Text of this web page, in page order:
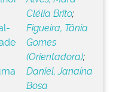
Clélia Brito;
Figueira, Tânia
Gomes
(Orientadora);
Daniel, Janaína
Bosa